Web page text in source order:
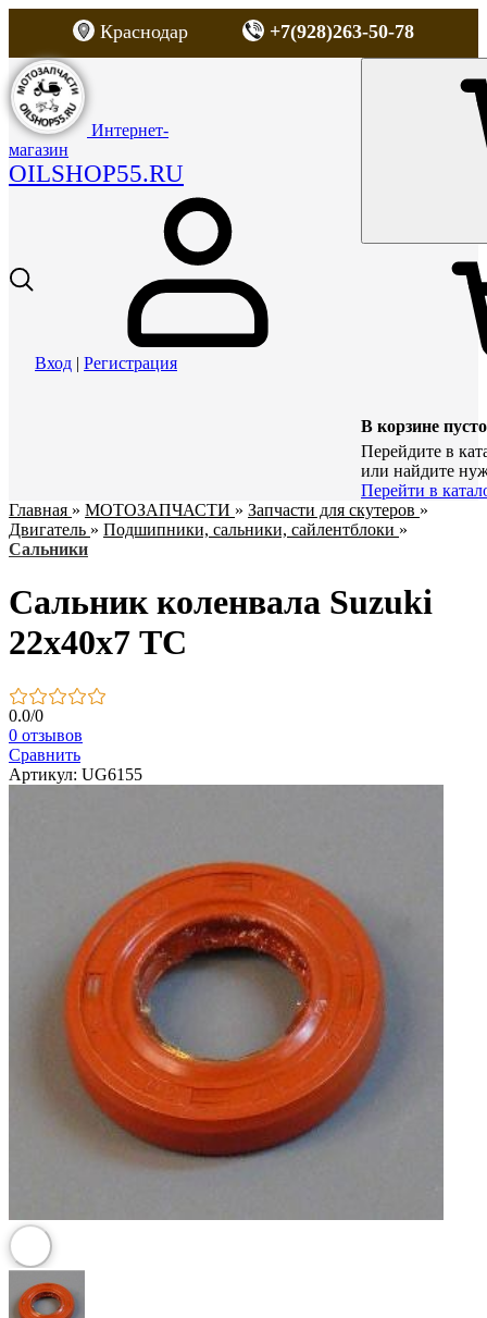
Краснодар +7(928)263-50-78
Интернет-
магазин
OILSHOP55.RU
Вход | Регистрация
В корзине пусто
Перейдите в
или найдите
Перейти в
Главная » МОТОЗАПЧАСТИ » Запчасти для скутеров »
Двигатель » Подшипники, сальники, сайлентблоки »
Сальники
Сальник коленвала Suzuki
22х40х7 TC
0.0/0
0 отзывов
Сравнить
Артикул: UG6155